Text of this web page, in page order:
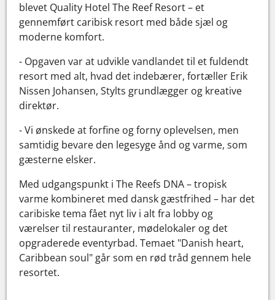
blevet Quality Hotel The Reef Resort – et
gennemført caribisk resort med både sjæl og
moderne komfort.
- Opgaven var at udvikle vandlandet til et fuldendt
resort med alt, hvad det indebærer, fortæller Erik
Nissen Johansen, Stylts grundlægger og kreative
direktør.
- Vi ønskede at forfine og forny oplevelsen, men
samtidig bevare den legesyge ånd og varme, som
gæsterne elsker.
Med udgangspunkt i The Reefs DNA – tropisk
varme kombineret med dansk gæstfrihed – har det
caribiske tema fået nyt liv i alt fra lobby og
værelser til restauranter, mødelokaler og det
opgraderede eventyrbad. Temaet "Danish heart,
Caribbean soul" går som en rød tråd gennem hele
resortet.